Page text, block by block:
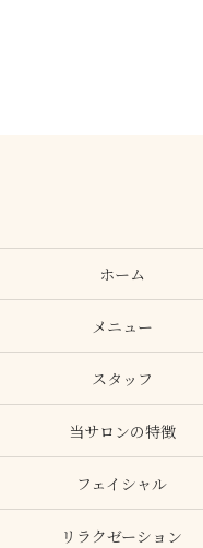
ホーム
メニュー
スタッフ
当サロンの特徴
フェイシャル
リラクゼーション